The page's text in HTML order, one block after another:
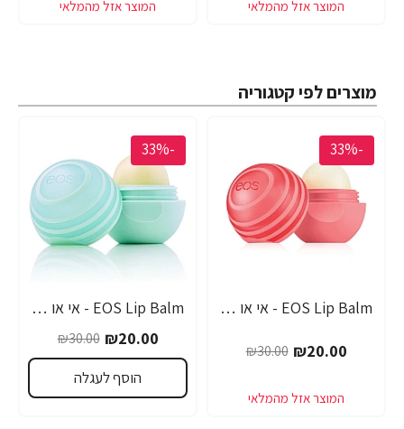
מוצרים לפי קטגוריה
-33%
EOS Lip Balm - אי או אס SPF-30 שפתון לחות בטעם אשכוליות - בבית EOS
₪20.00
₪30.00
-33%
EOS Lip Balm - אי או אס SPF-30 שפתון לחות עם אלוורה - בבית EOS
₪20.00
₪30.00
הוסף לעגלה